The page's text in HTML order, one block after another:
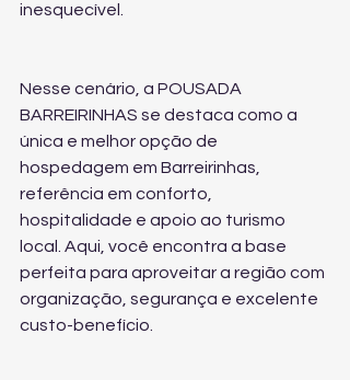
inesquecível.
Nesse cenário, a POUSADA
BARREIRINHAS se destaca como a
única e melhor opção de
hospedagem em Barreirinhas,
referência em conforto,
hospitalidade e apoio ao turismo
local. Aqui, você encontra a base
perfeita para aproveitar a região com
organização, segurança e excelente
custo-benefício.